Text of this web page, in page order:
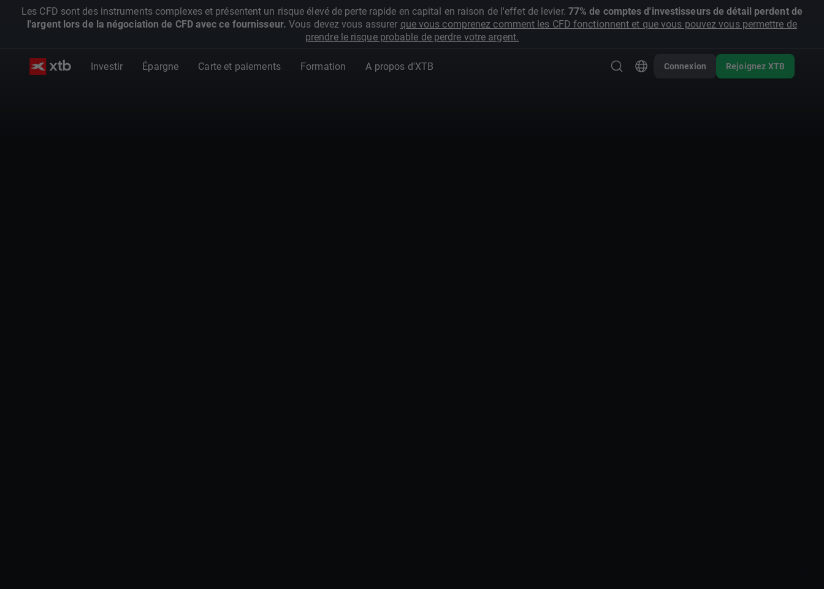
Les CFD sont des instruments complexes et présentent un risque élevé de perte rapide en capital en raison de l'effet de levier. 77% de comptes d'investisseurs de détail perdent de
l'argent lors de la négociation de CFD avec ce fournisseur. Vous devez vous assurer que vous comprenez comment les CFD fonctionnent et que vous pouvez vous permettre de
prendre le risque probable de perdre votre argent.
Investir Épargne Carte et paiements Formation A propos d'XTB Connexion Rejoignez XTB